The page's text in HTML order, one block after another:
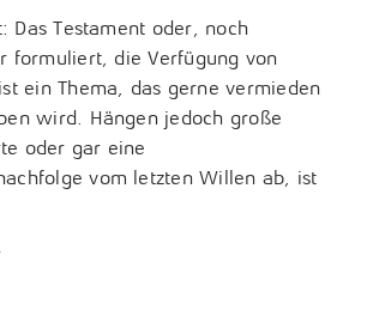
Das Testament oder, noch
formuliert, die Verfügung von
ein Thema, das gerne vermieden
wird. Hängen jedoch große
oder gar eine
vom letzten Willen ab, ist